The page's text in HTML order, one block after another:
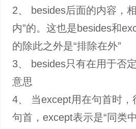
2、 besides后面的内容，
内”的。这也是besides和
的除此之外是“排除在外”
3、 besides只有在用于否
意思
4、 当except用在句首时
句首，except表示是“同类